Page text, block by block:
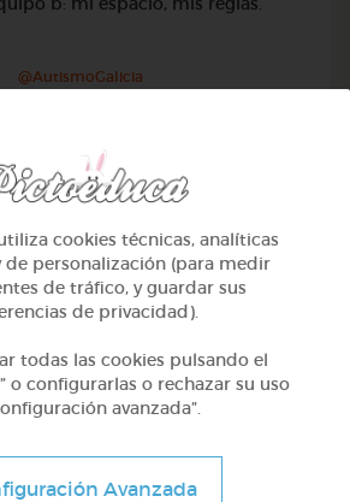
@AutismoGalicia
cookies técnicas, analíticas
de personalización (para medir
de tráfico, y guardar sus
de privacidad).
todas las cookies pulsando el
o configurarlas o rechazar su uso
avanzada”.
Avanzada